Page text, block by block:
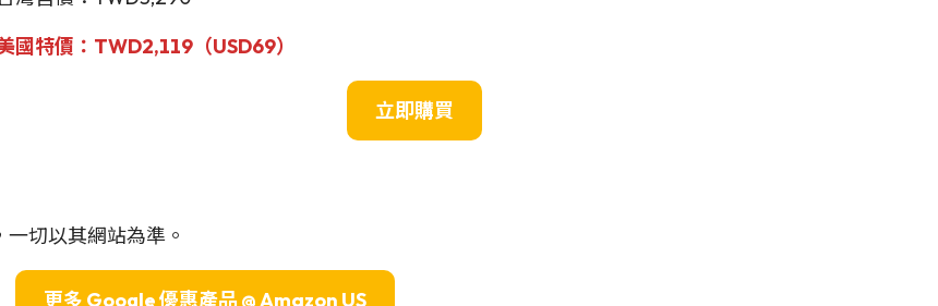
國特價：TWD2,119（USD69）
立即購買
切以其網站為準。
更多 Google 優惠產品 @ Amazon US